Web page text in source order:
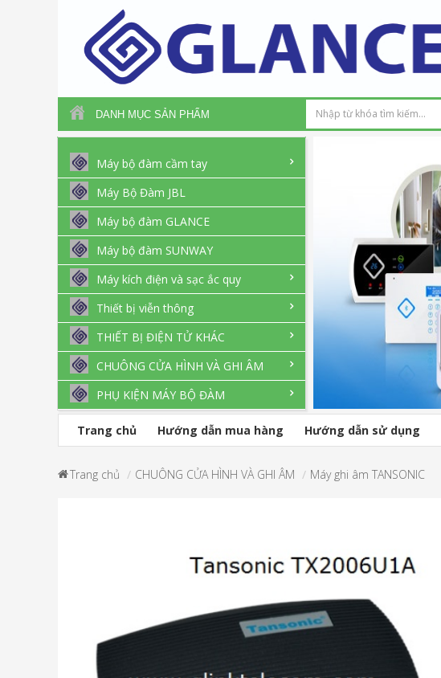
DANH MỤC SẢN PHẨM
Máy bộ đàm cầm tay
Máy Bộ Đàm JBL
Máy bộ đàm GLANCE
Máy bộ đàm SUNWAY
Máy kích điện và sạc ắc quy
Thiết bị viễn thông
THIẾT BỊ ĐIỆN TỬ KHÁC
CHUÔNG CỬA HÌNH VÀ GHI ÂM
PHỤ KIỆN MÁY BỘ ĐÀM
Trang chủ Hướng dẫn mua hàng Hướng dẫn sử dụng
Trang chủ CHUÔNG CỬA HÌNH VÀ GHI ÂM Máy ghi âm TANSONIC